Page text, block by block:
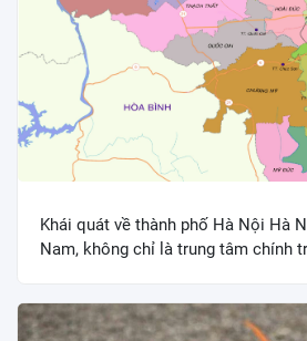
Khái quát về thành phố Hà Nội Hà
Nam, không chỉ là trung tâm chính